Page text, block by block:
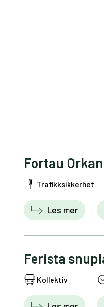
Fortau
Trafikksikkerhet
Les mer
Ferista
Kollektiv